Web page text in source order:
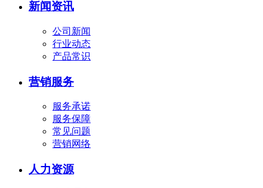
新闻资讯
公司新闻
行业动态
产品常识
营销服务
服务承诺
服务保障
常见问题
营销网络
人力资源